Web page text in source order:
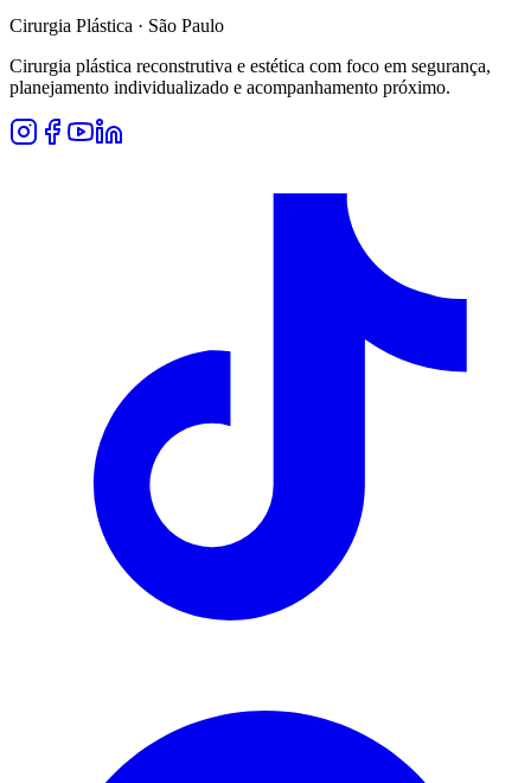
Cirurgia Plástica · São Paulo
Cirurgia plástica reconstrutiva e estética com foco em segurança,
planejamento individualizado e acompanhamento próximo.